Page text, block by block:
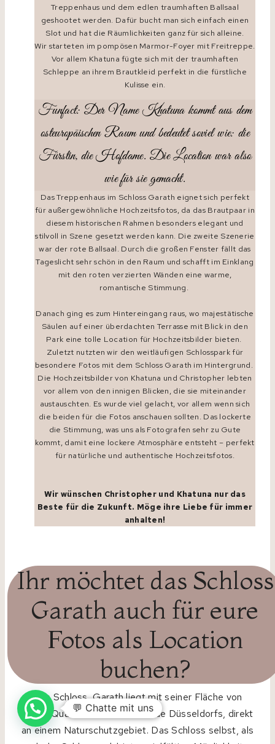
Treppenhaus und dem edlen traumhaften Ballsaal
geshootet werden. Dafür bucht man sich einfach einen
Slot und hat die Räumlichkeiten ganz für sich alleine.
Wir starteten im pompösen Marmor-Foyer mit Freitreppe.
Vor allem Khatuna fügte sich mit der traumhaften
Schleppe an ihrem Brautkleid perfekt in die fürstliche
Kulisse ein.
Funfact: Der Name Khatuna kommt aus dem
osteuropäischen Raum und bedeutet soviel wie: die
Fürstin, die Hofdame. Die Location war also
wie für sie gemacht.
Das Treppenhaus im Schloss Garath eignet sich perfekt
für außergewöhnliche Hochzeitsfotos, da das Brautpaar in
diesem historischen Rahmen besonders elegant und
stilvoll in Szene gesetzt werden kann. Die zweite Szenerie
war der rote Ballsaal. Durch die großen Fenster fällt das
Tageslicht sehr schön in den Raum und schafft im Einklang
mit den roten verzierten Wänden eine warme,
romantische Stimmung.
Danach ging es zum Hintereingang raus, wo majestätische
Säulen auf einer überdachten Terrasse mit Blick in den
Park eine tolle Location für Hochzeitsbilder bieten.
Zuletzt nutzten wir den weitläufigen Schlosspark für
besondere Fotos mit dem Schloss Garath im Hintergrund.
Die Hochzeitsbilder von Khatuna und Christopher lebten
vor allem von den innigen Blicken, die sie miteinander
austauschten. Es wurde viel gelacht, vor allem wenn sich
die beiden für die Fotos anschauen sollten. Das lockerte
die Stimmung, was uns als Fotografen sehr zu Gute
kommt, damit eine lockere Atmosphäre entsteht – perfekt
für natürliche und authentische Hochzeitsfotos.
Wir wünschen Christopher und Khatuna nur das
Beste für die Zukunft. Möge ihre Liebe für immer
anhalten!
Ihr möchtet das Schloss
Garath auch für eure
Fotos als Location
buchen?
Das Schloss Garath liegt mit seiner Fläche von
3000 Quadratmetern am Rande Düsseldorfs, direkt
an einem Naturschutzgebiet. Das Schloss selbst, als